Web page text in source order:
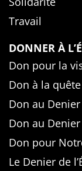
Travail
DONNER À
Don pour la
Don à la quête
Don au
Don au
Don pour
Le Denier de